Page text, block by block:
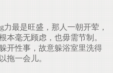
最是旺盛，那人一朝开荤，
本毫无顾虑，也毋需节制。
开性事，故意躲浴室里洗得
拖一会儿。